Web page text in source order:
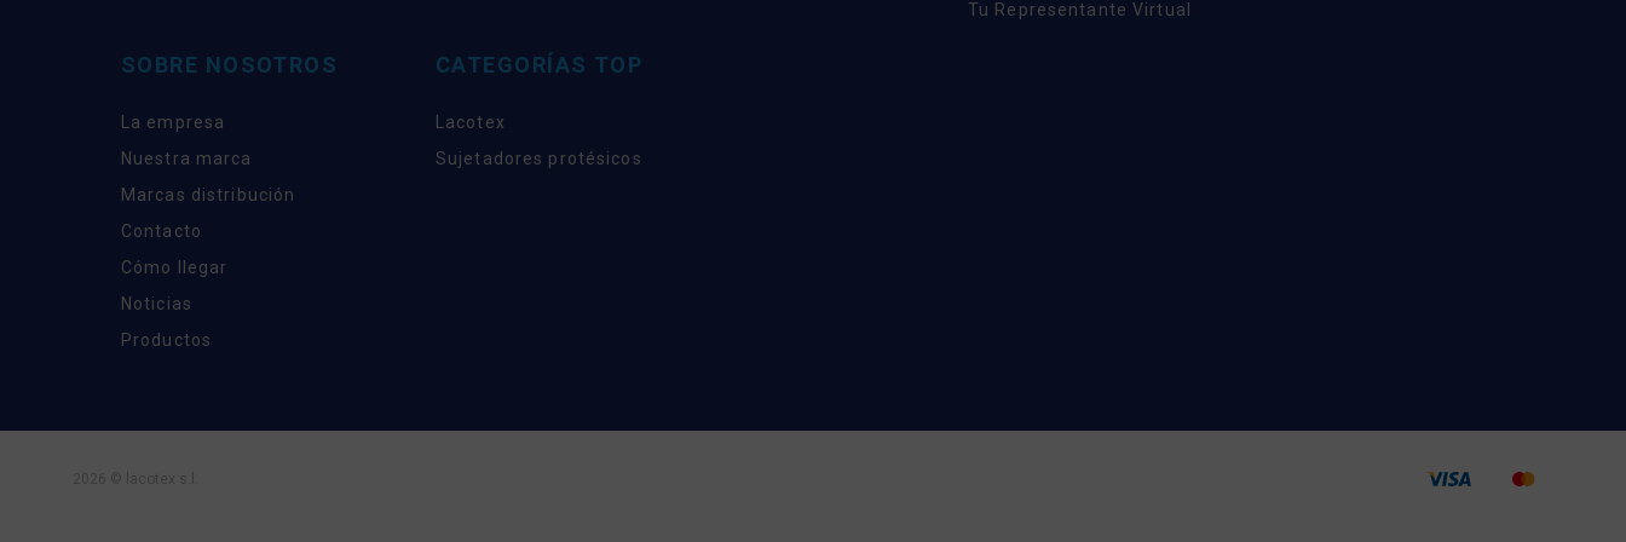
Tu Representante Virtual
SOBRE NOSOTROS
La empresa
Nuestra marca
Marcas distribución
Contacto
Cómo llegar
Noticias
Productos
CATEGORÍAS TOP
Lacotex
Sujetadores protésicos